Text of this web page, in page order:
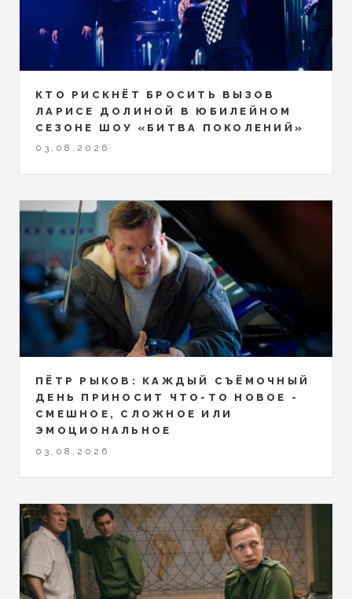
КТО РИСКНЁТ БРОСИТЬ ВЫЗОВ
ЛАРИСЕ ДОЛИНОЙ В ЮБИЛЕЙНОМ
СЕЗОНЕ ШОУ «БИТВА ПОКОЛЕНИЙ»
03.08.2026
ПЁТР РЫКОВ: КАЖДЫЙ СЪЁМОЧНЫЙ
ДЕНЬ ПРИНОСИТ ЧТО-ТО НОВОЕ -
СМЕШНОЕ, СЛОЖНОЕ ИЛИ
ЭМОЦИОНАЛЬНОЕ
03.08.2026